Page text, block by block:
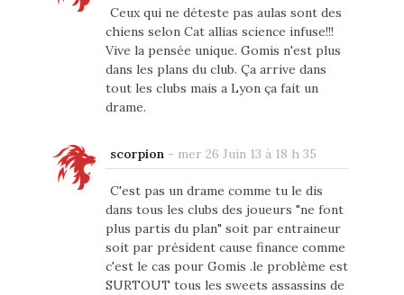
Ceux qui ne déteste pas aulas sont des
chiens selon Cat allias science infuse!!!
Vive la pensée unique. Gomis n'est plus
dans les plans du club. Ça arrive dans
tout les clubs mais a Lyon ça fait un
drame.
scorpion- mer 26 Juin 13 à 18 h 35
C'est pas un drame comme tu le dis
dans tous les clubs des joueurs "ne font
plus partis du plan" soit par entraineur
soit par président cause finance comme
c'est le cas pour Gomis .le problème est
SURTOUT tous les sweets assassins de